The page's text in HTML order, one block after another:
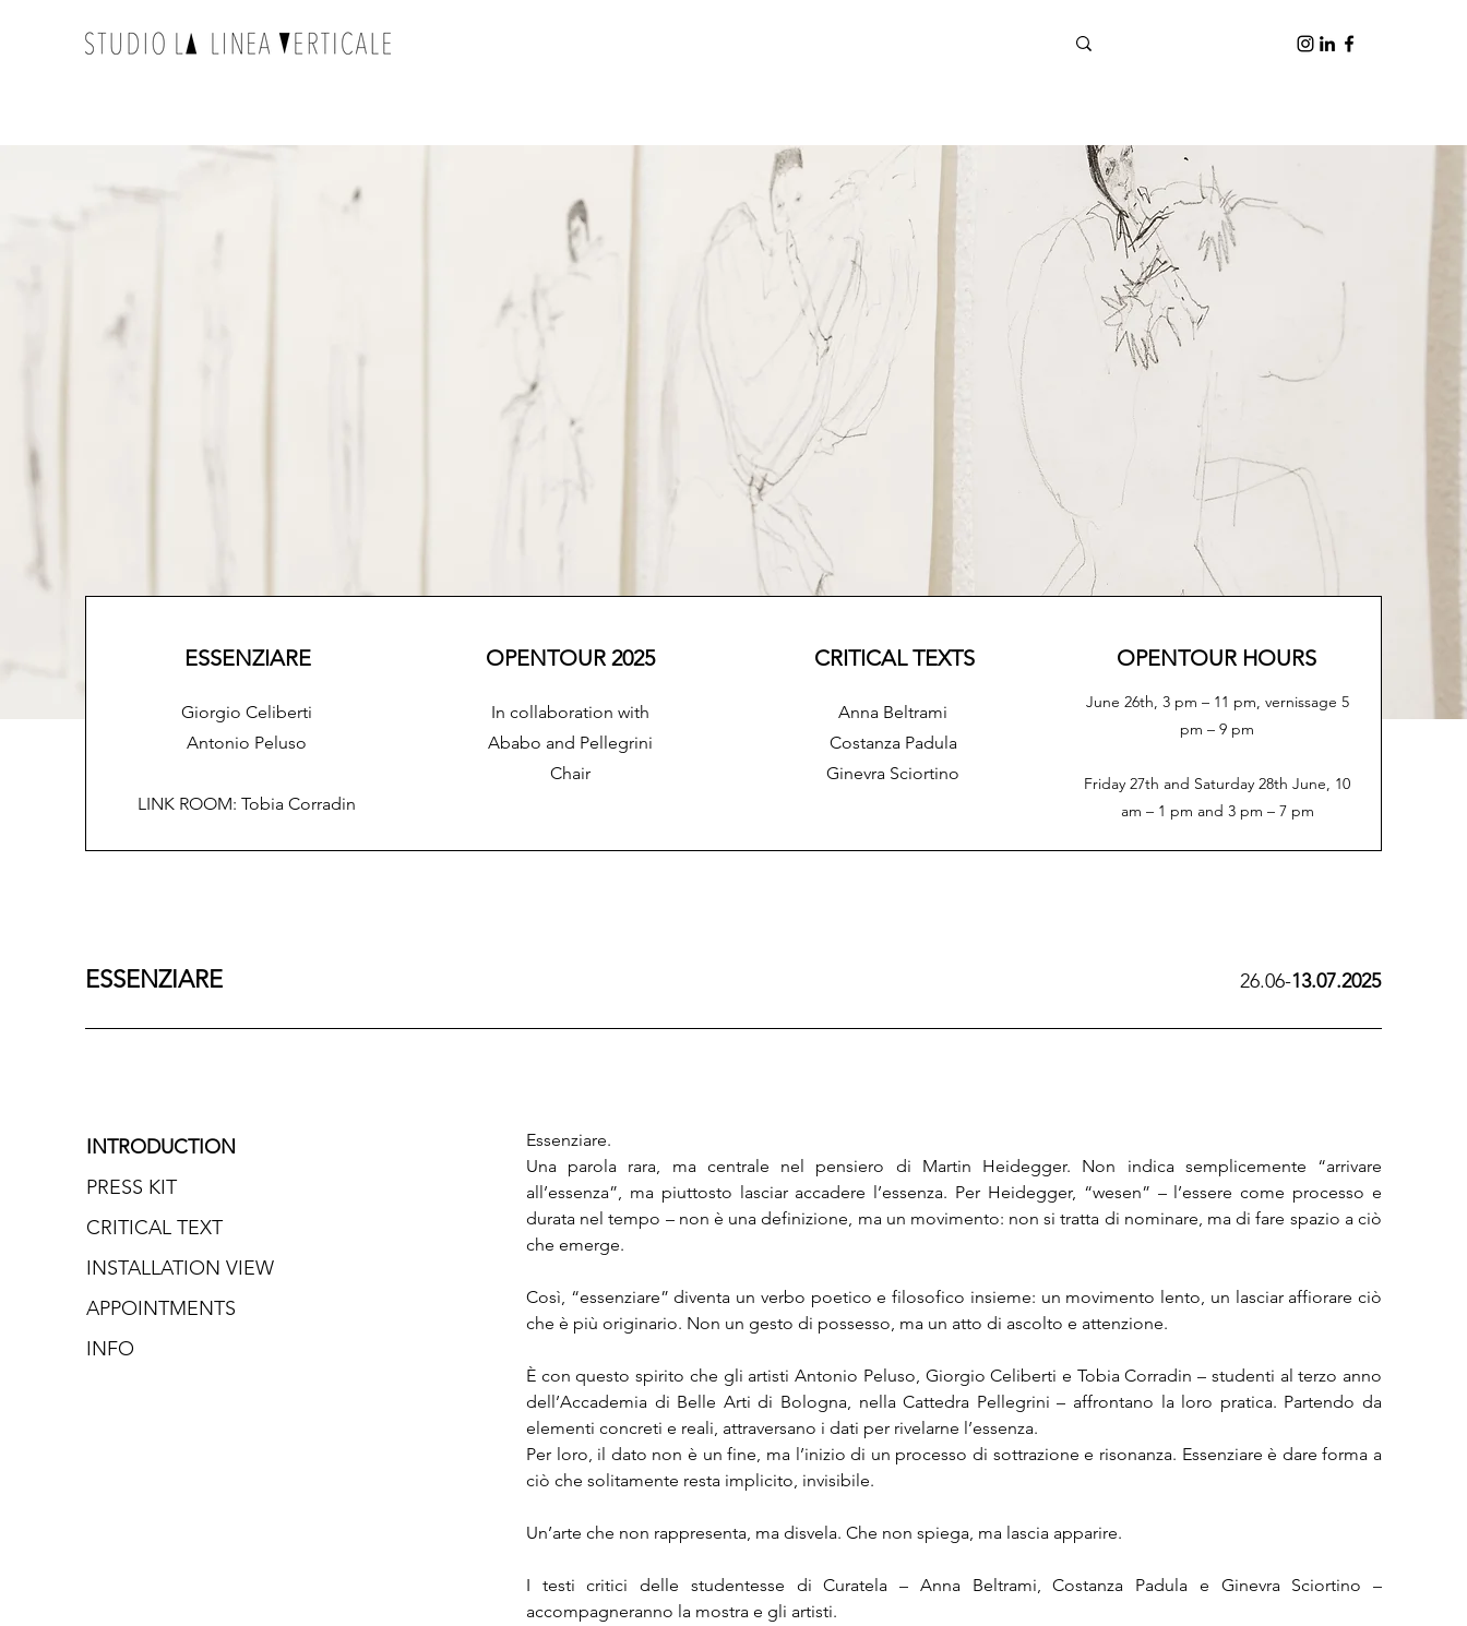
ESSENZIARE
Giorgio Celiberti
Antonio Peluso
LINK ROOM: Tobia Corradin
OPENTOUR 2025
In collaboration with
Ababo and Pellegrini
Chair
CRITICAL TEXTS
Anna Beltrami
Costanza Padula
Ginevra Sciortino
OPENTOUR HOURS
June 26th, 3 pm – 11 pm, vernissage 5
pm – 9 pm
Friday 27th and Saturday 28th June, 10
am – 1 pm and 3 pm – 7 pm
ESSENZIARE 26.06-13.07.2025
INTRODUCTION
PRESS KIT
CRITICAL TEXT
INSTALLATION VIEW
APPOINTMENTS
INFO
Essenziare.
Una parola rara, ma centrale nel pensiero di Martin Heidegger. Non indica semplicemente “arrivare
all’essenza”, ma piuttosto lasciar accadere l’essenza. Per Heidegger, “wesen” – l’essere come processo e
durata nel tempo – non è una definizione, ma un movimento: non si tratta di nominare, ma di fare spazio a ciò
che emerge.
Così, “essenziare” diventa un verbo poetico e filosofico insieme: un movimento lento, un lasciar affiorare ciò
che è più originario. Non un gesto di possesso, ma un atto di ascolto e attenzione.
È con questo spirito che gli artisti Antonio Peluso, Giorgio Celiberti e Tobia Corradin – studenti al terzo anno
dell’Accademia di Belle Arti di Bologna, nella Cattedra Pellegrini – affrontano la loro pratica. Partendo da
elementi concreti e reali, attraversano i dati per rivelarne l’essenza.
Per loro, il dato non è un fine, ma l’inizio di un processo di sottrazione e risonanza. Essenziare è dare forma a
ciò che solitamente resta implicito, invisibile.
Un’arte che non rappresenta, ma disvela. Che non spiega, ma lascia apparire.
I testi critici delle studentesse di Curatela – Anna Beltrami, Costanza Padula e Ginevra Sciortino –
accompagneranno la mostra e gli artisti.